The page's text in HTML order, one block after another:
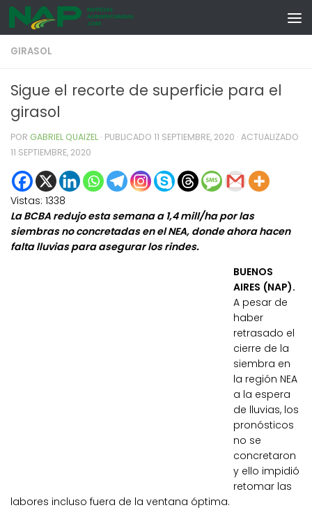
Skip to content
GIRASOL
Sigue el recorte de superficie para el
girasol
POR GABRIEL QUAIZEL · PUBLICADO 11 SEPTIEMBRE, 2020 · ACTUALIZADO
11 SEPTIEMBRE, 2020
Vistas: 1338
La BCBA redujo esta semana a 1,4 mill/ha por las
siembras no concretadas en el NEA, donde ahora hacen
falta lluvias para asegurar los rindes.
BUENOS
AIRES (NAP).
A pesar de
haber
retrasado el
cierre de la
siembra en
la región NEA
a la espera
de lluvias, los
pronósticos
no se
concretaron
y ello impidió
retomar las
labores incluso fuera de la ventana óptima.